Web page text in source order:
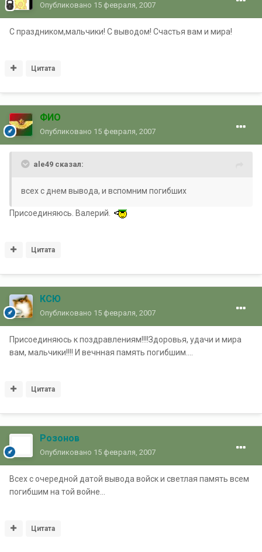
Опубликовано 15 февраля, 2007
С праздником,мальчики! С выводом! Счастья вам и мира!
Цитата
ФИО
Опубликовано 15 февраля, 2007
ale49 сказал:
всех с днем вывода, и вспомним погибших
Присоединяюсь. Валерий.
Цитата
КСЮ
Опубликовано 15 февраля, 2007
Присоединяюсь к поздравлениям!!!!Здоровья, удачи и мира
вам, мальчики!!!! И вечнная память погибшим....
Цитата
Розонов
Опубликовано 15 февраля, 2007
Всех с очередной датой вывода войск и светлая память всем
погибшим на той войне...
Цитата